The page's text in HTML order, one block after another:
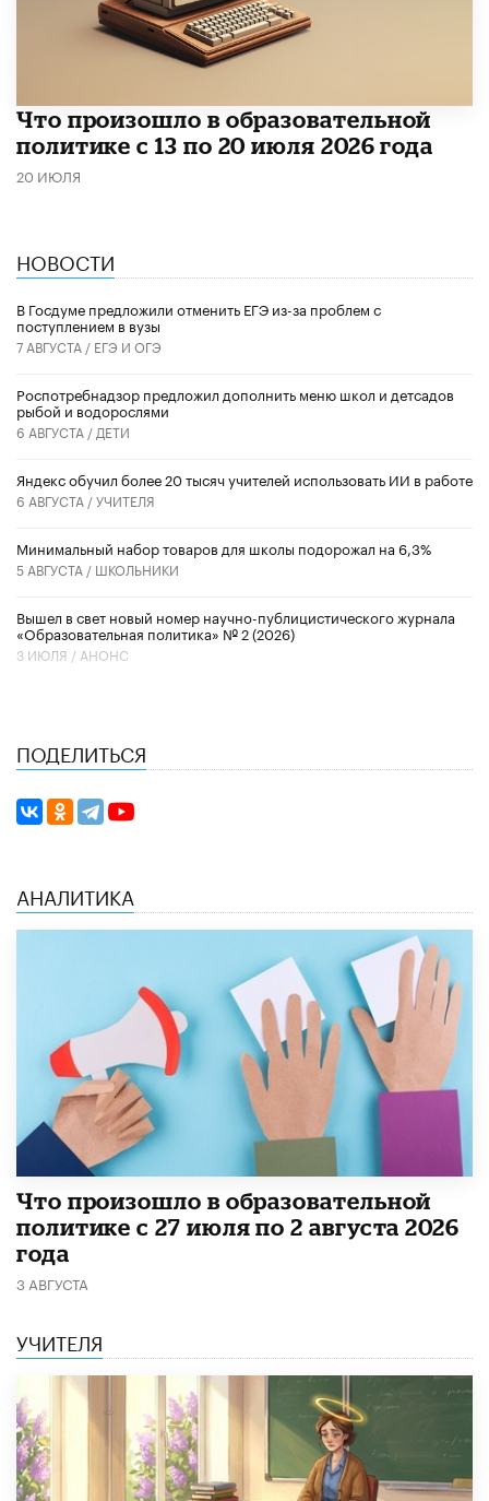
Что произошло в образовательной
политике с 13 по 20 июля 2026 года
20 ИЮЛЯ
НОВОСТИ
В Госдуме предложили отменить ЕГЭ из-за проблем с
поступлением в вузы
7 АВГУСТА / ЕГЭ И ОГЭ
Роспотребнадзор предложил дополнить меню школ и детсадов
рыбой и водорослями
6 АВГУСТА / ДЕТИ
​Яндекс обучил более 20 тысяч учителей использовать ИИ в работе
6 АВГУСТА /УЧИТЕЛЯ
Минимальный набор товаров для школы подорожал на 6,3%
5 АВГУСТА / ШКОЛЬНИКИ
Вышел в свет новый номер научно-публицистического журнала
«Образовательная политика» № 2 (2026)
3 ИЮЛЯ / АНОНС
ПОДЕЛИТЬСЯ
АНАЛИТИКА
​Что произошло в образовательной
политике с 27 июля по 2 августа 2026
года
3 АВГУСТА
УЧИТЕЛЯ